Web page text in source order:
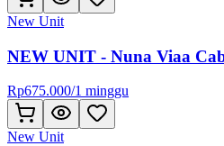
New Unit
NEW UNIT - Nuna Viaa
Rp675.000/1 minggu
New Unit